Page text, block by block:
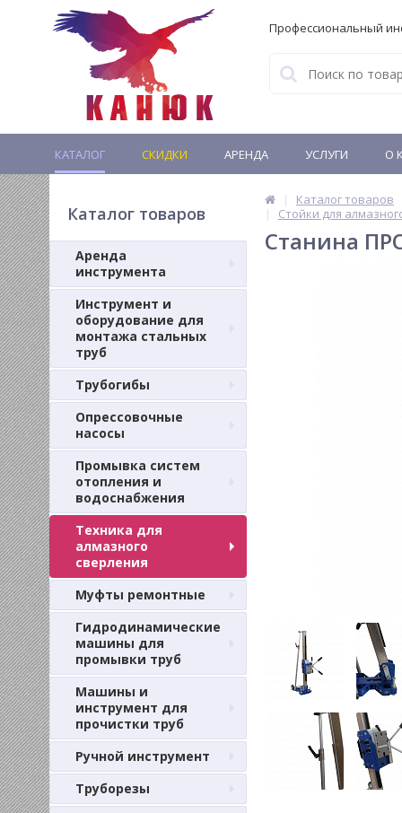
Профессиональный
КАТАЛОГ СКИДКИ АРЕНДА УСЛУГИ О
Каталог товаров
Аренда
инструмента
Инструмент и
оборудование для
монтажа стальных
труб
Трубогибы
Опрессовочные
насосы
Промывка систем
отопления и
водоснабжения
Техника для
алмазного
сверления
Муфты ремонтные
Гидродинамические
машины для
промывки труб
Машины и
инструмент для
прочистки труб
Ручной инструмент
Труборезы
Каталог товаров
Стойки для
Станина